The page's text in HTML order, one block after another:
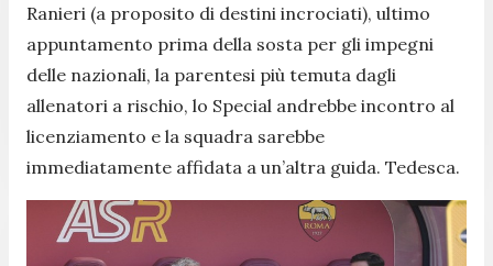
Ranieri (a proposito di destini incrociati), ultimo
appuntamento prima della sosta per gli impegni
delle nazionali, la parentesi più temuta dagli
allenatori a rischio, lo Special andrebbe incontro al
licenziamento e la squadra sarebbe
immediatamente affidata a un’altra guida. Tedesca.